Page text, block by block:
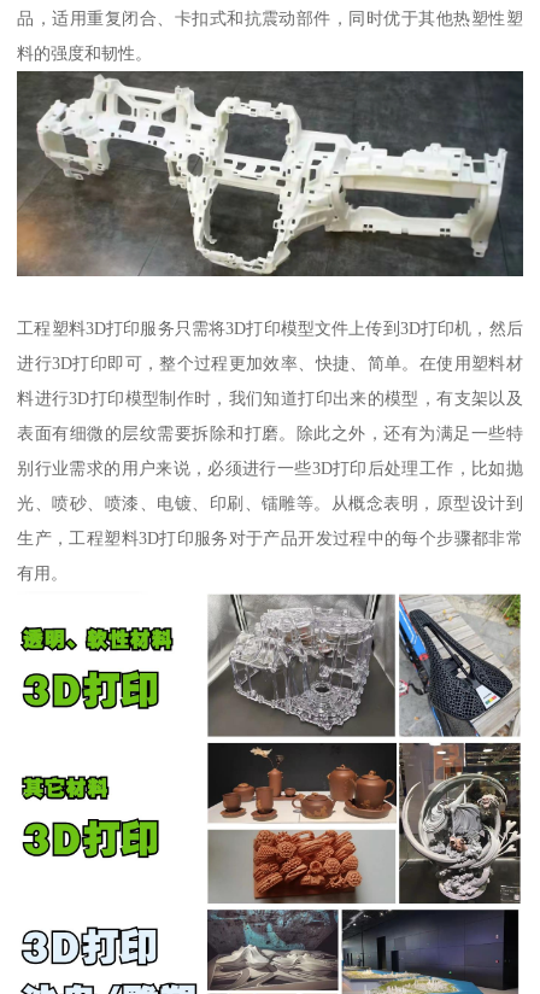
品，适用重复闭合、卡扣式和抗震动部件，同时优于其他热塑性塑
料的强度和韧性。
工程塑料3D打印服务只需将3D打印模型文件上传到3D打印机，然后
进行3D打印即可，整个过程更加效率、快捷、简单。在使用塑料材
料进行3D打印模型制作时，我们知道打印出来的模型，有支架以及
表面有细微的层纹需要拆除和打磨。除此之外，还有为满足一些特
别行业需求的用户来说，必须进行一些3D打印后处理工作，比如抛
光、喷砂、喷漆、电镀、印刷、镭雕等。从概念表明，原型设计到
生产，工程塑料3D打印服务对于产品开发过程中的每个步骤都非常
有用。